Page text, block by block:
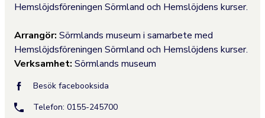
Hemslöjdsföreningen Sörmland och Hemslöjdens kurser.
Arrangör: Sörmlands museum i samarbete med
Hemslöjdsföreningen Sörmland och Hemslöjdens kurser.
Verksamhet: Sörmlands museum
Besök facebooksida
Telefon: 0155-245700